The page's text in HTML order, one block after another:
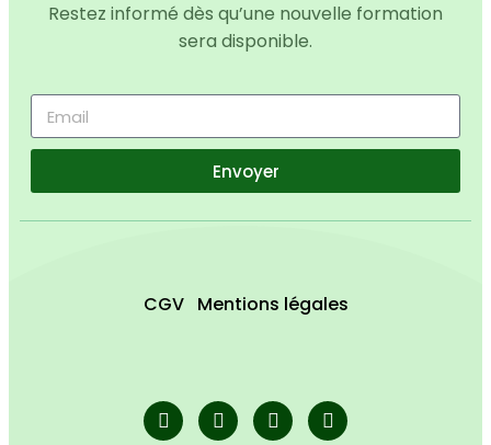
Restez informé dès qu’une nouvelle formation
sera disponible.
Envoyer
CGV Mentions légales